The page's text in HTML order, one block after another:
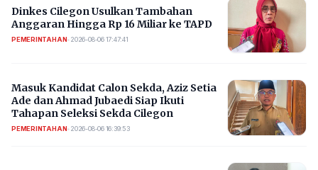
Dinkes Cilegon Usulkan Tambahan
Anggaran Hingga Rp 16 Miliar ke TAPD
PEMERINTAHAN• 2026-08-06 17:47:41
Masuk Kandidat Calon Sekda, Aziz Setia
Ade dan Ahmad Jubaedi Siap Ikuti
Tahapan Seleksi Sekda Cilegon
PEMERINTAHAN• 2026-08-06 16:39:53